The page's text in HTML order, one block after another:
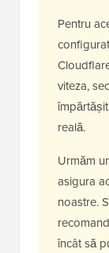
Pentru
viteza,
reală.
Urmăm
asigura
noastre.
încât să